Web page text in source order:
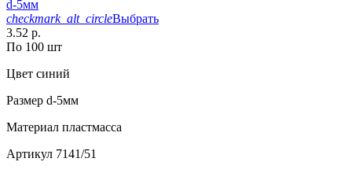
d-5мм
checkmark_alt_circleВыбрать
3.52 р.
По 100 шт
Цвет синий
Размер d-5мм
Материал пластмасса
Артикул 7141/51